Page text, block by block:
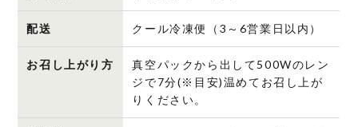
配送 クール冷凍便（3～6営業日以内）
お召し上がり方
真空パックから出して500Wのレン
ジで7分(※目安)温めてお召し上が
りください。